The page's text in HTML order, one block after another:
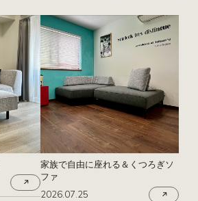
家族で自由に座れる＆くつろぎソ
ファ
2026.07.25